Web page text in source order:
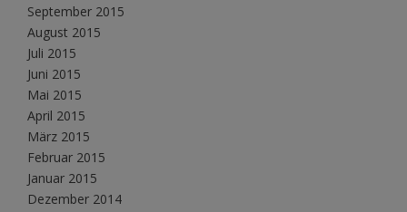
September 2015
August 2015
Juli 2015
Juni 2015
Mai 2015
April 2015
März 2015
Februar 2015
Januar 2015
Dezember 2014